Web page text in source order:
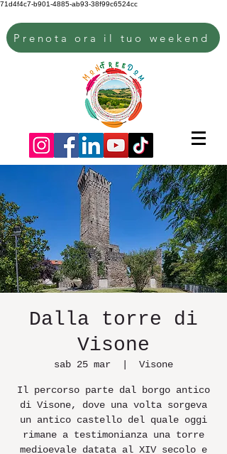
71d4f4c7-b901-4885-ab93-38f99c6524cc
Prenota ora il tuo weekend
Dalla torre di
Visone
sab 25 mar Visone
Il percorso parte dal borgo antico
di Visone, dove una volta sorgeva
un antico castello del quale oggi
rimane a testimonianza una torre
medioevale datata al XIV secolo e